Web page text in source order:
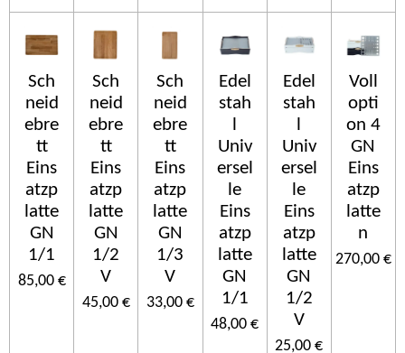
Sch
neid
ebre
tt
Eins
atzp
latte
GN
1/1
85,00 €
Sch
neid
ebre
tt
Eins
atzp
latte
GN
1/2
V
45,00 €
Sch
neid
ebre
tt
Eins
atzp
latte
GN
1/3
V
33,00 €
Edel
stah
l
Univ
ersel
le
Eins
atzp
latte
GN
1/1
48,00 €
Edel
stah
l
Univ
ersel
le
Eins
atzp
latte
GN
1/2
V
25,00 €
Voll
opti
on 4
GN
Eins
atzp
latte
n
270,00 €